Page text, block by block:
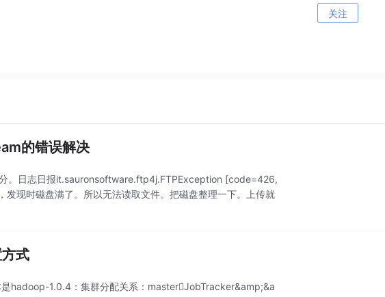
关注
的错误解决
。日志日报it.sauronsoftware.ftp4j.FTPException [code=426,
现时磁盘满了。所以无法读取文件。把磁盘整理一下。上传就
式
hadoop-1.0.4：集群分配关系：masterJobTracker&amp;&a